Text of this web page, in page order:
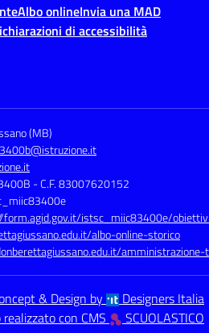
Albo onlineInvia una MAD
di accessibilità
(MB)
- C.F. 83007620152
form.agid.gov.it/istsc_miic83400e/
albo-online-storico
& Design by
Designers Italia
con CMS
SCUOLASTICO